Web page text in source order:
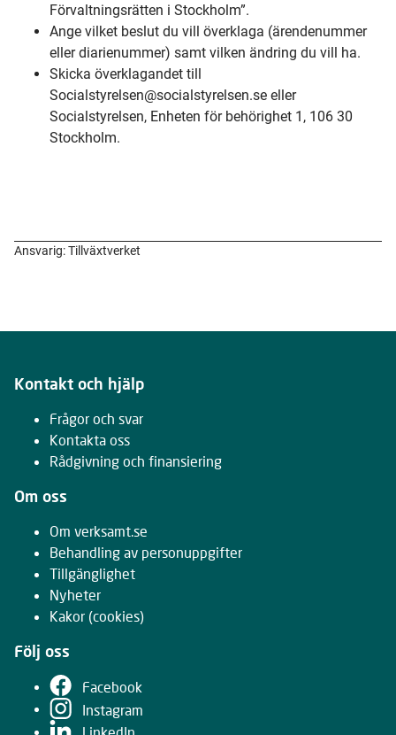
Förvaltningsrätten i Stockholm”.
Ange vilket beslut du vill överklaga (ärendenummer
eller diarienummer) samt vilken ändring du vill ha.
Skicka överklagandet till
Socialstyrelsen@socialstyrelsen.se eller
Socialstyrelsen, Enheten för behörighet 1, 106 30
Stockholm.
Ansvarig: Tillväxtverket
Kontakt och hjälp
Frågor och svar
Kontakta oss
Rådgivning och finansiering
Om oss
Om verksamt.se
Behandling av personuppgifter
Tillgänglighet
Nyheter
Kakor (cookies)
Följ oss
Facebook
Instagram